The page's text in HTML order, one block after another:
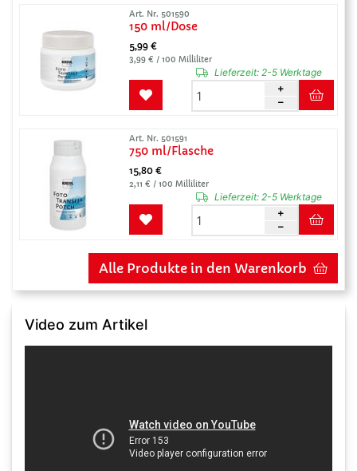
Art. Nr. 501590
150 ml/Dose
5,99 €
3,99 € / 100 Milliliter
Lieferzeit:2-5 Werktage
Art. Nr. 501591
750 ml/Flasche
15,80 €
2,11 € / 100 Milliliter
Lieferzeit:2-5 Werktage
Alle Produkte in den Warenkorb
Video zum Artikel